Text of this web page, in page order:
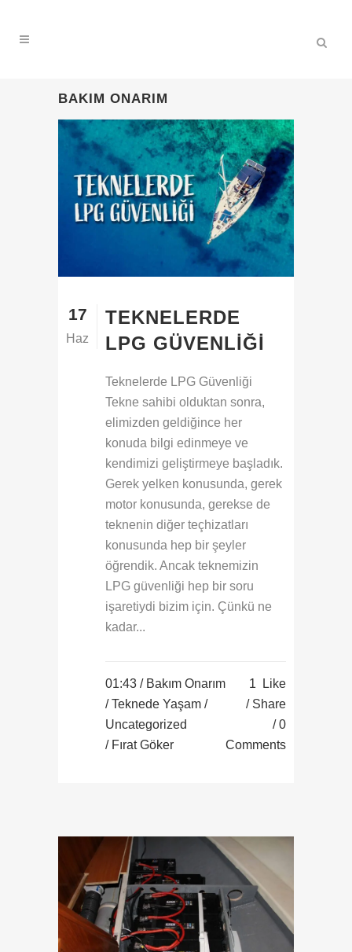
BAKIM ONARIM
17
Haz
TEKNELERDE
LPG GÜVENLIĞI
Teknelerde LPG Güvenliği
Tekne sahibi olduktan sonra,
elimizden geldiğince her
konuda bilgi edinmeye ve
kendimizi geliştirmeye başladık.
Gerek yelken konusunda, gerek
motor konusunda, gerekse de
teknenin diğer teçhizatları
konusunda hep bir şeyler
öğrendik. Ancak teknemizin
LPG güvenliği hep bir soru
işaretiydi bizim için. Çünkü ne
kadar...
01:43 / Bakım Onarım
/Teknede Yaşam /
Uncategorized
/ Fırat Göker
1
Like
Share
0
Comments